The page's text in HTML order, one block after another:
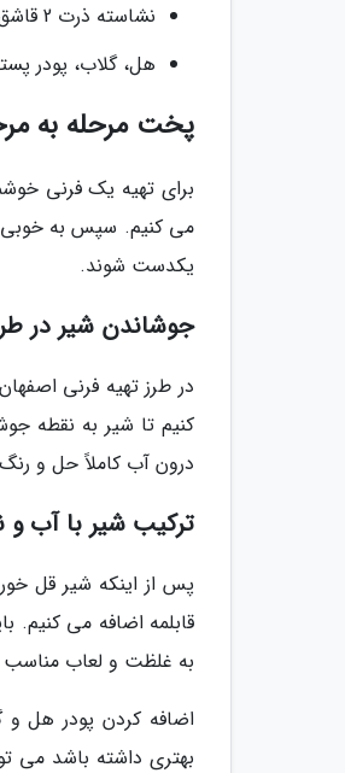
نشاسته ذرت 2 قاشق غذاخوری
هل، گلاب، پودر
پخت مرحله به
برای تهیه یک فرنی
می کنیم. سپس به خوبی
یکدست شوند.
جوشاندن شیر در
در طرز تهیه فرنی
کنیم تا شیر به نقطه
درون آب کاملاً حل و
ترکیب شیر با آب
پس از اینکه شیر قل
قابلمه اضافه می
به غلظت و لعاب مناسب
اضافه کردن پودر هل و